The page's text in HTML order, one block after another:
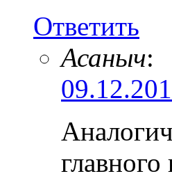
Ответить
Асаныч: